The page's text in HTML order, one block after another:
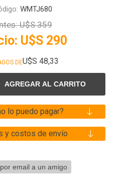
WMTJ680
U$S 359
U$S 290
DEU$S 48,33
lo puedo pagar?
y costos de envío